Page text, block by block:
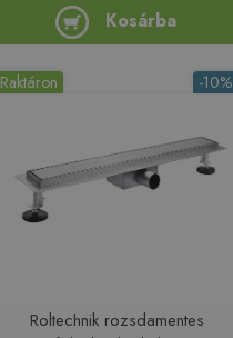
Kosárba
-10%
Raktáron
Roltechnik rozsdamentes